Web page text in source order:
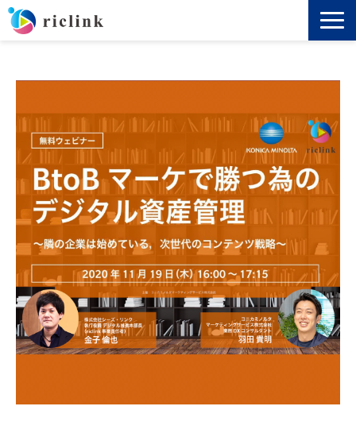
導入事例
セミナー
ノウハウ
お役立ち資料
よくあるご質問